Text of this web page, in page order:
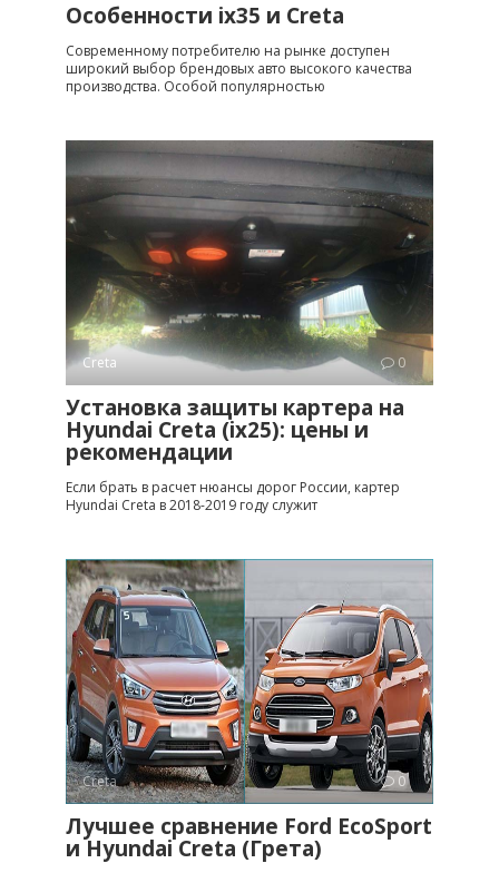
Особенности ix35 и Creta
Современному потребителю на рынке доступен
широкий выбор брендовых авто высокого качества
производства. Особой популярностью
Creta 0
Установка защиты картера на
Hyundai Creta (ix25): цены и
рекомендации
Если брать в расчет нюансы дорог России, картер
Hyundai Creta в 2018-2019 году служит
Creta 0
Лучшее сравнение Ford EcoSport
и Hyundai Creta (Грета)